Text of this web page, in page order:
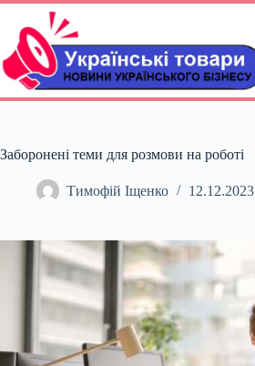
Перейти
вмісту
Заборонені теми для розмови на роботі
Тимофій Іщенко 12.12.2023